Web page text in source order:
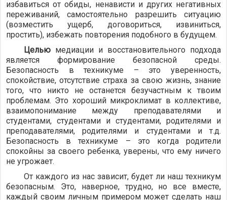
избавиться от обиды, ненависти и других негативных
переживаний, самостоятельно разрешить ситуацию
(возместить ущерб, договориться, извиниться,
простить), избежать повторения подобного в будущем.
Целью медиации и восстановительного подхода
является формирование безопасной среды.
Безопасность в техникуме – это уверенность,
спокойствие, отсутствие страха за свою жизнь, знание
того, что никто не останется безучастным к твоим
проблемам. Это хороший микроклимат в коллективе,
взаимопонимание между преподавателями и
студентами, студентами и студентами, родителями и
преподавателями, родителями и студентами и т.д.
Безопасность в техникуме – это когда родители
спокойны за своего ребенка, уверены, что ему ничего
не угрожает.
От каждого из нас зависит, будет ли наш техникум
безопасным. Это, наверное, трудно, но все вместе,
каждый своим личным примером может сделать наш